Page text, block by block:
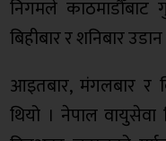
निगमले काठमाडौँबाट
बिहीबार र शनिबार
आइतबार, मंगलबार र
थियो । नेपाल